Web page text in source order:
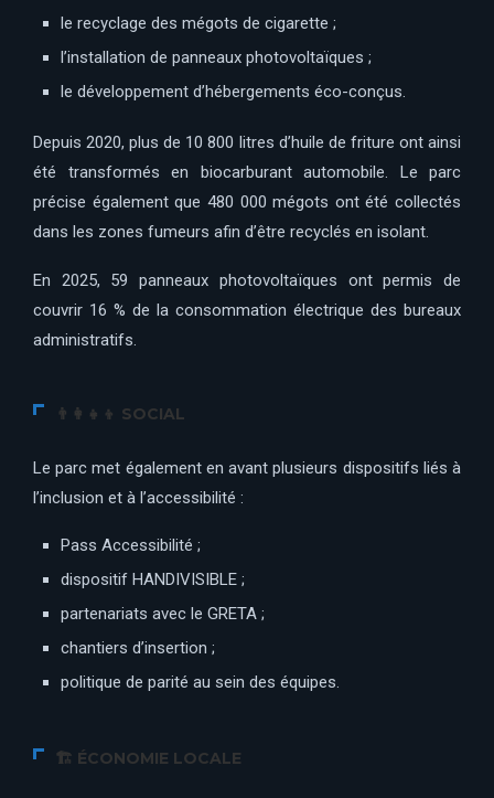
le recyclage des mégots de cigarette ;
l’installation de panneaux photovoltaïques ;
le développement d’hébergements éco-conçus.
Depuis 2020, plus de 10 800 litres d’huile de friture ont ainsi
été transformés en biocarburant automobile. Le parc
précise également que 480 000 mégots ont été collectés
dans les zones fumeurs afin d’être recyclés en isolant.
En 2025, 59 panneaux photovoltaïques ont permis de
couvrir 16 % de la consommation électrique des bureaux
administratifs.
👨‍👩‍👧‍👦 SOCIAL
Le parc met également en avant plusieurs dispositifs liés à
l’inclusion et à l’accessibilité :
Pass Accessibilité ;
dispositif HANDIVISIBLE ;
partenariats avec le GRETA ;
chantiers d’insertion ;
politique de parité au sein des équipes.
🏗️ ÉCONOMIE LOCALE